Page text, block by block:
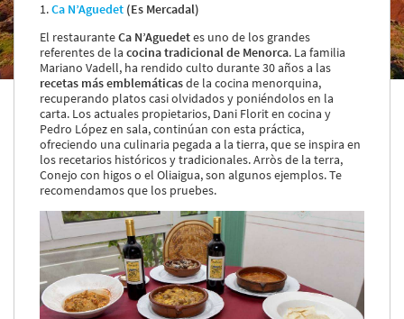
Quiénes somos
Incluye tu restaurante
Servicios y tarifas
Blog
Contacto
Información legal
Términos y condiciones
Pago seguro
Avisos legales
Privacidad y cookies
Mapa de la web
Desarrollado por Binary Menorca
1.Ca N’Aguedet (Es Mercadal)
El restauranteCa N’Aguedetes uno de los grandes
referentes de lacocina tradicional de Menorca. La familia
Mariano Vadell, ha rendido culto durante 30 años a las
recetas más emblemáticasde la cocina menorquina,
recuperando platos casi olvidados y poniéndolos en la
carta. Los actuales propietarios, Dani Florit en cocina y
Pedro López en sala, continúan con esta práctica,
ofreciendo una culinaria pegada a la tierra, que se inspira en
los recetarios históricos y tradicionales. Arròs de la terra,
Conejo con higos o el Oliaigua, son algunos ejemplos. Te
recomendamos que los pruebes.